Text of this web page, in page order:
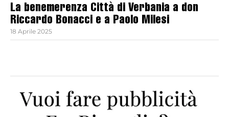
La benemerenza Città di Verbania a don
Riccardo Bonacci e a Paolo Milesi
18 Aprile 2025